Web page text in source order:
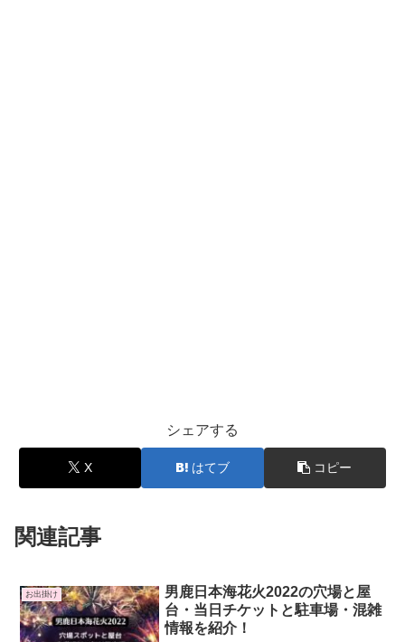
シェアする
X はてブ コピー
関連記事
お出掛け
男鹿日本海花火2022の穴場と屋
台・当日チケットと駐車場・混雑
情報を紹介！